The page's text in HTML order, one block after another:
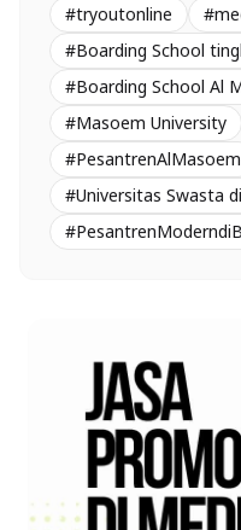
#tryoutonline
#Boarding School
#Boarding School Al
#Masoem University
#PesantrenAlMasoem
#Universitas Swasta